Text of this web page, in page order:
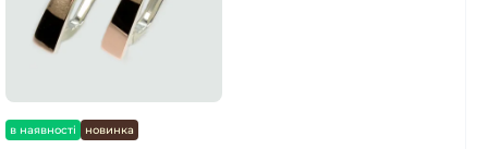
в наявності новинка